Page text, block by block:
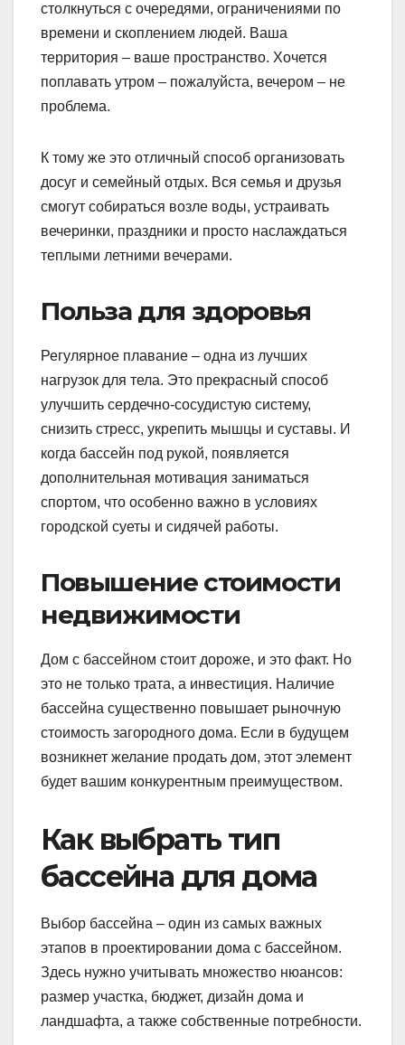
столкнуться с очередями, ограничениями по
времени и скоплением людей. Ваша
территория – ваше пространство. Хочется
поплавать утром – пожалуйста, вечером – не
проблема.
К тому же это отличный способ организовать
досуг и семейный отдых. Вся семья и друзья
смогут собираться возле воды, устраивать
вечеринки, праздники и просто наслаждаться
теплыми летними вечерами.
Польза для здоровья
Регулярное плавание – одна из лучших
нагрузок для тела. Это прекрасный способ
улучшить сердечно-сосудистую систему,
снизить стресс, укрепить мышцы и суставы. И
когда бассейн под рукой, появляется
дополнительная мотивация заниматься
спортом, что особенно важно в условиях
городской суеты и сидячей работы.
Повышение стоимости
недвижимости
Дом с бассейном стоит дороже, и это факт. Но
это не только трата, а инвестиция. Наличие
бассейна существенно повышает рыночную
стоимость загородного дома. Если в будущем
возникнет желание продать дом, этот элемент
будет вашим конкурентным преимуществом.
Как выбрать тип
бассейна для дома
Выбор бассейна – один из самых важных
этапов в проектировании дома с бассейном.
Здесь нужно учитывать множество нюансов:
размер участка, бюджет, дизайн дома и
ландшафта, а также собственные потребности.